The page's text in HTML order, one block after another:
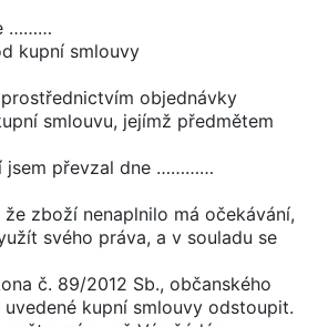
………
kupní smlouvy
objednávky
smlouvu, jejímž předmětem
převzal dne …………
zboží nenaplnilo má očekávání,
svého práva, a v souladu se
č. 89/2012 Sb., občanského
kupní smlouvy odstoupit.